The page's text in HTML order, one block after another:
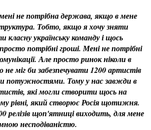
не потрібна держава, якщо в мене
Тобто, якщо я хочу зняти
класну українську команду і щось
потрібні гроші. Мені не потрібні
Але просто ринок ніколи в
міг би забезпечувати 1200 артистів
потужностями. Тому у нас завжди в
які могли створити щось на
рівні, який створює Росія щотижня.
релізів щоп'ятниці виходить, для мене
несподіваністю.